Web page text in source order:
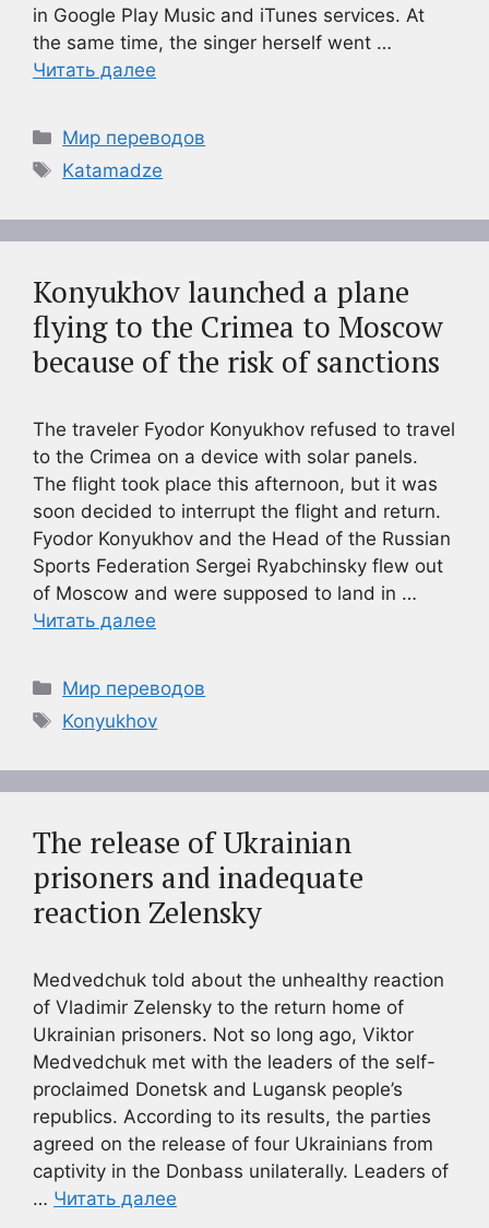
in Google Play Music and iTunes services. At
the same time, the singer herself went …
Читать далее
Рубрики
Мир переводов
Метки
Katamadze
Konyukhov launched a plane
flying to the Crimea to Moscow
because of the risk of sanctions
The traveler Fyodor Konyukhov refused to travel
to the Crimea on a device with solar panels.
The flight took place this afternoon, but it was
soon decided to interrupt the flight and return.
Fyodor Konyukhov and the Head of the Russian
Sports Federation Sergei Ryabchinsky flew out
of Moscow and were supposed to land in …
Читать далее
Рубрики
Мир переводов
Метки
Konyukhov
The release of Ukrainian
prisoners and inadequate
reaction Zelensky
Medvedchuk told about the unhealthy reaction
of Vladimir Zelensky to the return home of
Ukrainian prisoners. Not so long ago, Viktor
Medvedchuk met with the leaders of the self-
proclaimed Donetsk and Lugansk people’s
republics. According to its results, the parties
agreed on the release of four Ukrainians from
captivity in the Donbass unilaterally. Leaders of
… Читать далее